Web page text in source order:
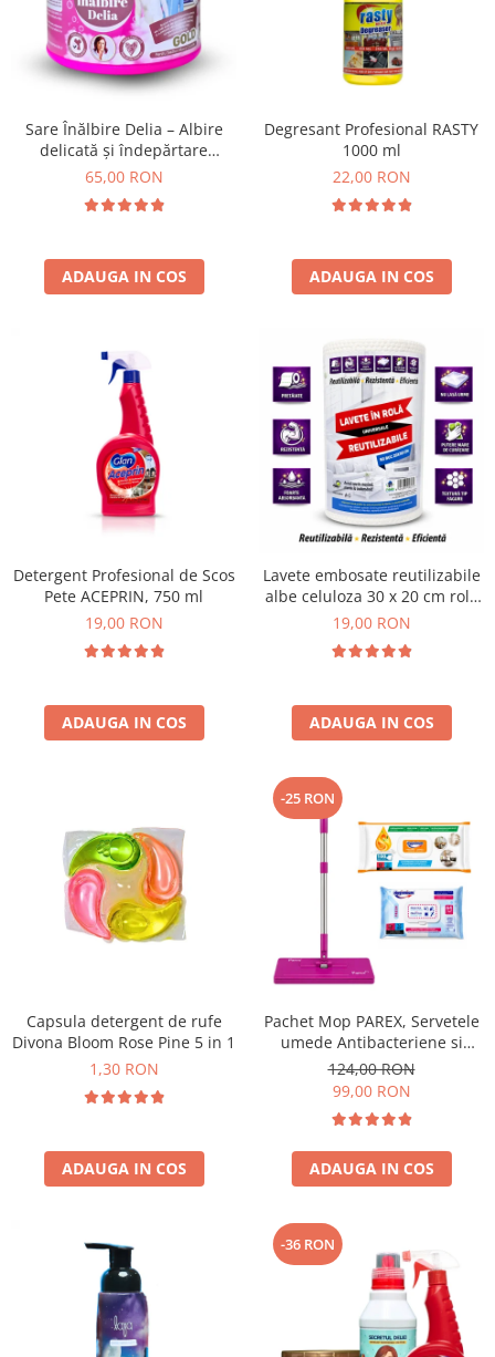
Bioactivatori & Tratamente Fose
Septice
Manusi Protectie
Solutii curatare mobila
Ceaiuri
Cosmetice
Vopsea Par
Ingrijire Par
Ingrijire corp
Ingrijire maini
Ingrijire picioare
Îngrijire Ten
Curatare Intretinere Incaltaminte
Fond de ten
Sampon
Sare de baie
Servetele Umede
Sare Înălbire Delia – Albire
delicată și îndepărtare
eficientă a petelor 500 g
65,00 RON
ADAUGA IN COS
Degresant Profesional RASTY
1000 ml
22,00 RON
ADAUGA IN COS
Detergent Profesional de Scos
Pete ACEPRIN, 750 ml
19,00 RON
ADAUGA IN COS
Lavete embosate reutilizabile
albe celuloza 30 x 20 cm rola
50 bucati
19,00 RON
ADAUGA IN COS
Capsula detergent de rufe
Divona Bloom Rose Pine 5 in 1
1,30 RON
ADAUGA IN COS
-25 RON
Pachet Mop PAREX, Servetele
umede Antibacteriene si
Multisuprafete
124,00 RON
99,00 RON
ADAUGA IN COS
-36 RON